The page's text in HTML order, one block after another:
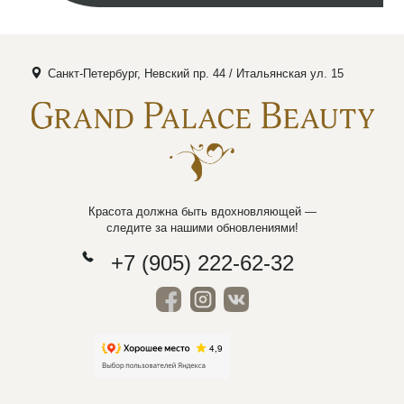
Санкт-Петербург, Невский пр. 44 / Итальянская ул. 15
+7 (905) 222-62-32
Красота должна быть вдохновляющей —
следите за нашими обновлениями!